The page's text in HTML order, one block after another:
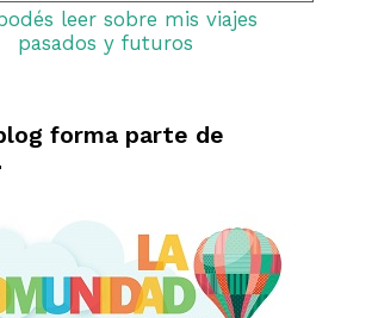
leer sobre mis viajes
pasados y futuros
forma parte de